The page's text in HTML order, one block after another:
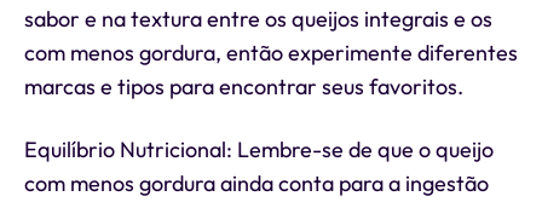
sabor e na textura entre os queijos integrais e os
com menos gordura, então experimente diferentes
marcas e tipos para encontrar seus favoritos.
Equilíbrio Nutricional: Lembre-se de que o queijo
com menos gordura ainda conta para a ingestão